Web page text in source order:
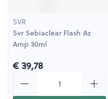
SVR
Svr Sebiaclear Flash Az
Amp 30ml
€ 39,78